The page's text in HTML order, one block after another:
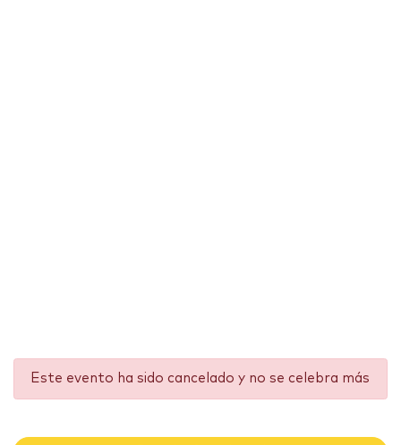
Este evento ha sido cancelado y no se celebra más